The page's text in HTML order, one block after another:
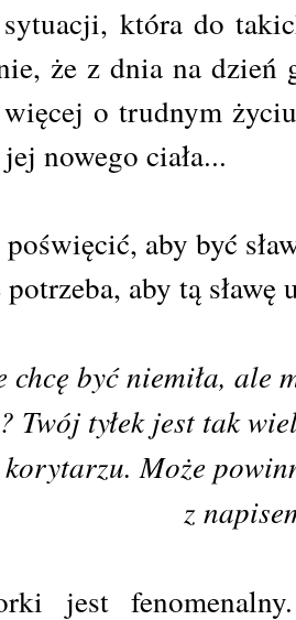
która do
że z dnia na dzień
o trudnym
nowego ciała...
aby być
aby tą sławę
chcę być niemiła, ale
Twój tyłek jest tak
Może
z
jest